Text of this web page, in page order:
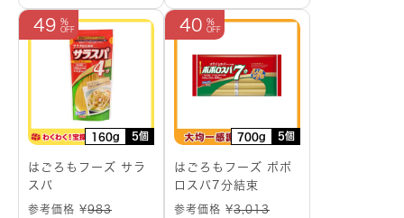
160g 5個
49
はごろもフーズ サラ
スパ
参考価格 ¥983
700g 5個
40
はごろもフーズ ポポ
ロスパ7分結束
参考価格 ¥3,013